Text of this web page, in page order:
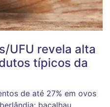
UFU revela alta
típicos da
de até 27% em ovos